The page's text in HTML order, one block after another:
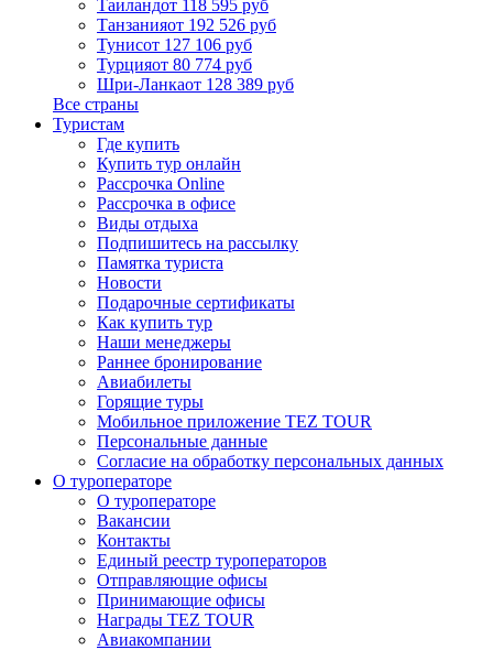
Таиландот 118 595 руб
Танзанияот 192 526 руб
Тунисот 127 106 руб
Турцияот 80 774 руб
Шри-Ланкаот 128 389 руб
Все страны
Туристам
Где купить
Купить тур онлайн
Рассрочка Online
Рассрочка в офисе
Виды отдыха
Подпишитесь на рассылку
Памятка туриста
Новости
Подарочные сертификаты
Как купить тур
Наши менеджеры
Раннее бронирование
Авиабилеты
Горящие туры
Мобильное приложение TEZ TOUR
Персональные данные
Согласие на обработку персональных данных
О туроператоре
О туроператоре
Вакансии
Контакты
Единый реестр туроператоров
Отправляющие офисы
Принимающие офисы
Награды TEZ TOUR
Авиакомпании